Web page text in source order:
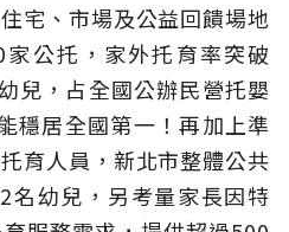
宅、市場及公益回饋場地
公托，家外托育率突破
兒，占全國公辦民營托嬰
穩居全國第一！再加上準
育人員，新北市整體公共
名幼兒，另考量家長因特